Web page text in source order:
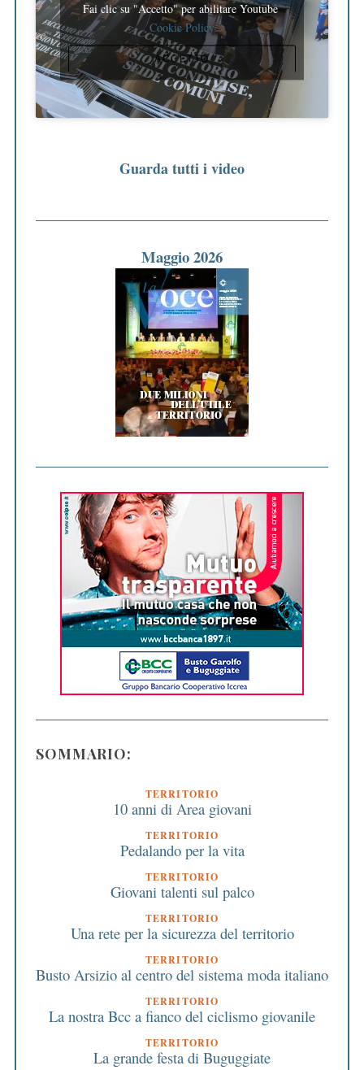
Fai clic su "Accetto" per abilitare Youtube
Cookie Policy
ACCETTO
Guarda tutti i video
Maggio 2026
SOMMARIO:
TERRITORIO
10 anni di Area giovani
TERRITORIO
Pedalando per la vita
TERRITORIO
Giovani talenti sul palco
TERRITORIO
Una rete per la sicurezza del territorio
TERRITORIO
Busto Arsizio al centro del sistema moda italiano
TERRITORIO
La nostra Bcc a fianco del ciclismo giovanile
TERRITORIO
La grande festa di Buguggiate